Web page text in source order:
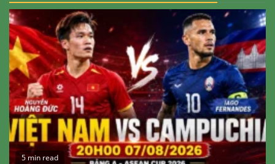
5 min read